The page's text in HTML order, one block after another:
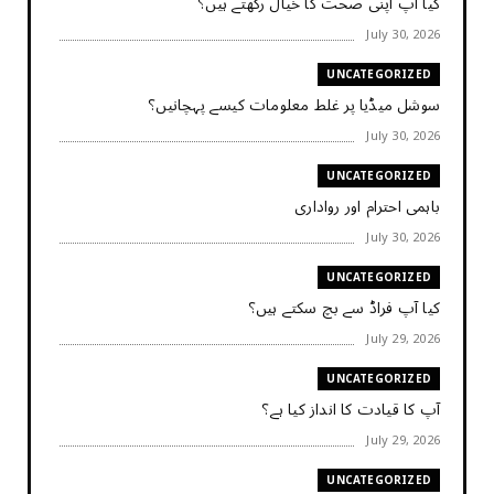
July 30, 2026
UNCATEGORIZED
سوشل میڈیا پر غلط معلومات کیسے پہچانیں؟
July 30, 2026
UNCATEGORIZED
باہمی احترام اور رواداری
July 30, 2026
UNCATEGORIZED
کیا آپ فراڈ سے بچ سکتے ہیں؟
July 29, 2026
UNCATEGORIZED
آپ کا قیادت کا انداز کیا ہے؟
July 29, 2026
UNCATEGORIZED